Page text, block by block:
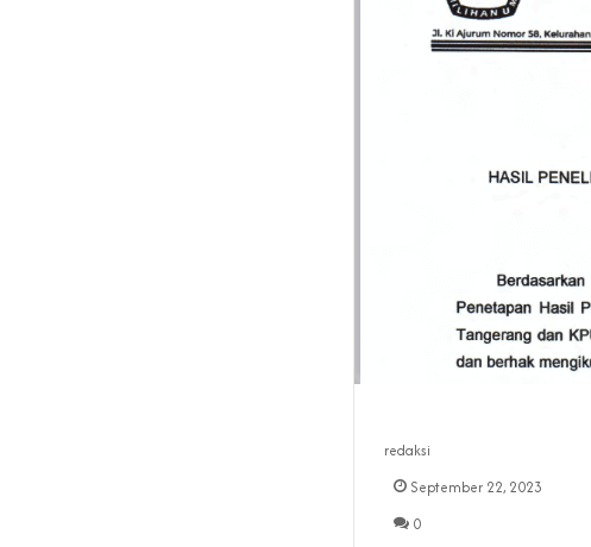
redaksi
September 22, 2023
0